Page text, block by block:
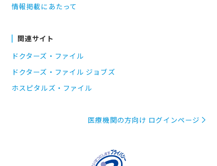
情報掲載にあたって
関連サイト
ドクターズ・ファイル
ドクターズ・ファイル ジョブズ
ホスピタルズ・ファイル
医療機関の方向け ログインページ